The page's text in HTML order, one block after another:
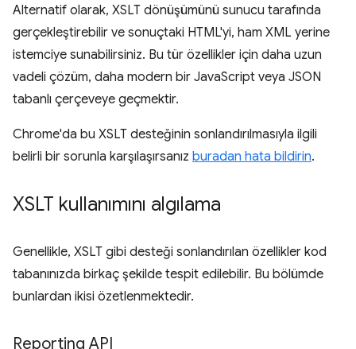
Alternatif olarak, XSLT dönüşümünü sunucu tarafında
gerçekleştirebilir ve sonuçtaki HTML'yi, ham XML yerine
istemciye sunabilirsiniz. Bu tür özellikler için daha uzun
vadeli çözüm, daha modern bir JavaScript veya JSON
tabanlı çerçeveye geçmektir.
Chrome'da bu XSLT desteğinin sonlandırılmasıyla ilgili
belirli bir sorunla karşılaşırsanız buradan hata bildirin.
XSLT kullanımını algılama
Genellikle, XSLT gibi desteği sonlandırılan özellikler kod
tabanınızda birkaç şekilde tespit edilebilir. Bu bölümde
bunlardan ikisi özetlenmektedir.
Reporting API